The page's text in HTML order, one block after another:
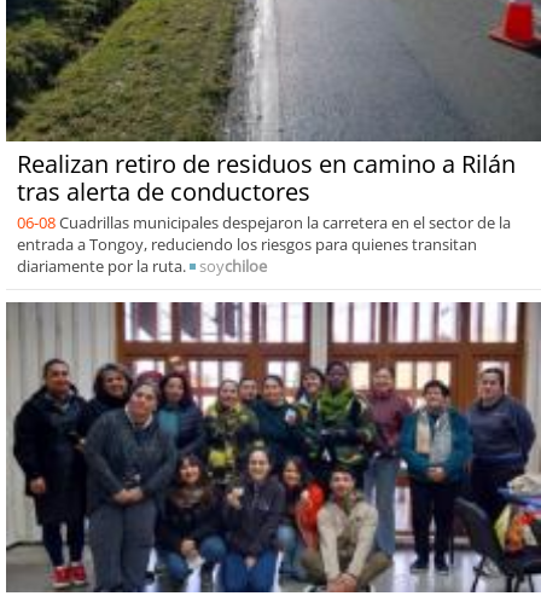
Realizan retiro de residuos en camino a Rilán
tras alerta de conductores
06-08Cuadrillas municipales despejaron la carretera en el sector de la
entrada a Tongoy, reduciendo los riesgos para quienes transitan
diariamente por la ruta.
soychiloe